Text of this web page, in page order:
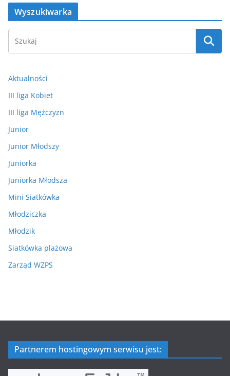
Wyszukiwarka
Aktualności
III liga Kobiet
III liga Mężczyzn
Junior
Junior Młodszy
Juniorka
Juniorka Młodsza
Mini Siatkówka
Młodziczka
Młodzik
Siatkówka plażowa
Zarząd WZPS
Partnerem hostingowym serwisu jest: